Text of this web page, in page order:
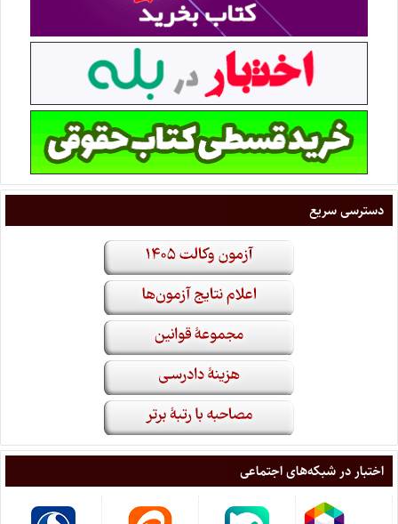
دسترسی سریع
اختبار در شبکه‌های اجتماعی